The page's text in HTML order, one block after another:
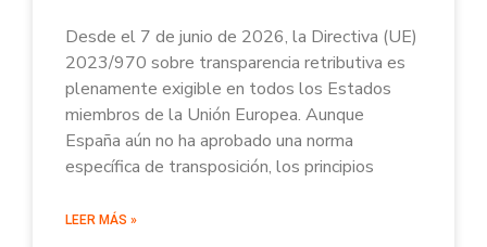
Desde el 7 de junio de 2026, la Directiva (UE)
2023/970 sobre transparencia retributiva es
plenamente exigible en todos los Estados
miembros de la Unión Europea. Aunque
España aún no ha aprobado una norma
específica de transposición, los principios
LEER MÁS »